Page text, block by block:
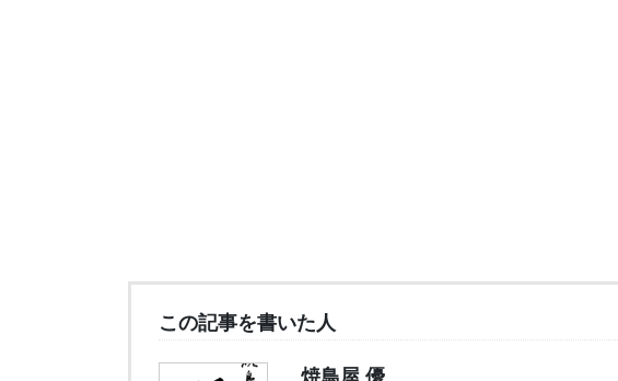
この記事を書いた人
焼鳥屋 優